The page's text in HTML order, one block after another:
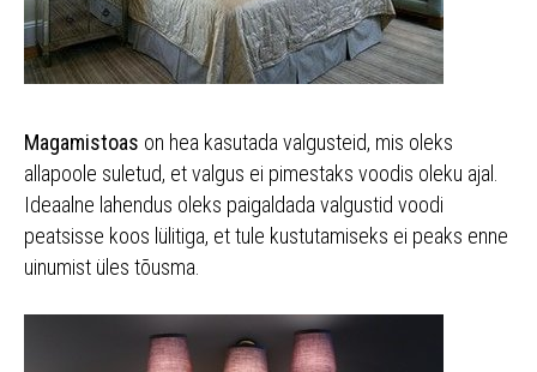
Magamistoas on hea kasutada valgusteid, mis oleks
allapoole suletud, et valgus ei pimestaks voodis oleku ajal.
Ideaalne lahendus oleks paigaldada valgustid voodi
peatsisse koos lülitiga, et tule kustutamiseks ei peaks enne
uinumist üles tõusma.